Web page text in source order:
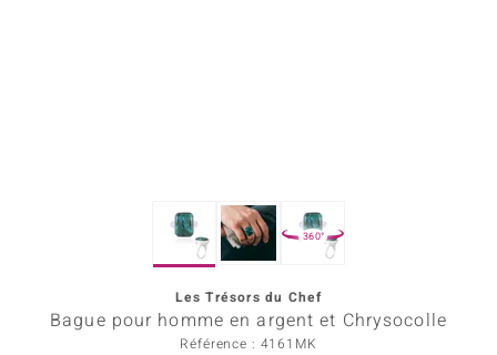
360°
Les Trésors du Chef
Bague pour homme en argent et Chrysocolle
Référence : 4161MK